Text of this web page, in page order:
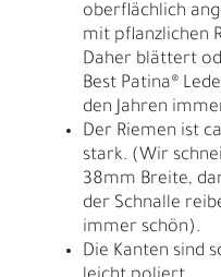
oberflächlich
mit pflanzlichen
Daher blättert
Best Patina®
den Jahren
Der Riemen ist
stark. (Wir
38mm Breite,
der Schnalle
immer schön).
Die Kanten sind